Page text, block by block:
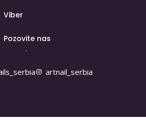
PET | 9-17h
artnail_serbia
Viber
Pozovite nas